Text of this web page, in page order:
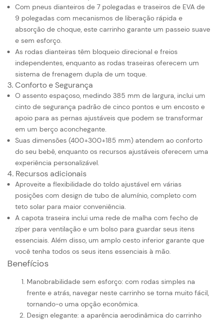
Com pneus dianteiros de 7 polegadas e traseiros de EVA de
9 polegadas com mecanismos de liberação rápida e
absorção de choque, este carrinho garante um passeio suave
e sem esforço.
As rodas dianteiras têm bloqueio direcional e freios
independentes, enquanto as rodas traseiras oferecem um
sistema de frenagem dupla de um toque.
3. Conforto e Segurança
O assento espaçoso, medindo 385 mm de largura, inclui um
cinto de segurança padrão de cinco pontos e um encosto e
apoio para as pernas ajustáveis ​​que podem se transformar
em um berço aconchegante.
Suas dimensões (400+300+185 mm) atendem ao conforto
do seu bebê, enquanto os recursos ajustáveis ​​oferecem uma
experiência personalizável.
4. Recursos adicionais
Aproveite a flexibilidade do toldo ajustável em várias
posições com design de tubo de alumínio, completo com
teto solar para maior conveniência.
A capota traseira inclui uma rede de malha com fecho de
zíper para ventilação e um bolso para guardar seus itens
essenciais. Além disso, um amplo cesto inferior garante que
você tenha todos os seus itens essenciais à mão.
Benefícios
Manobrabilidade sem esforço: com rodas simples na
frente e atrás, navegar neste carrinho se torna muito fácil,
tornando-o uma opção econômica.
Design elegante: a aparência aerodinâmica do carrinho